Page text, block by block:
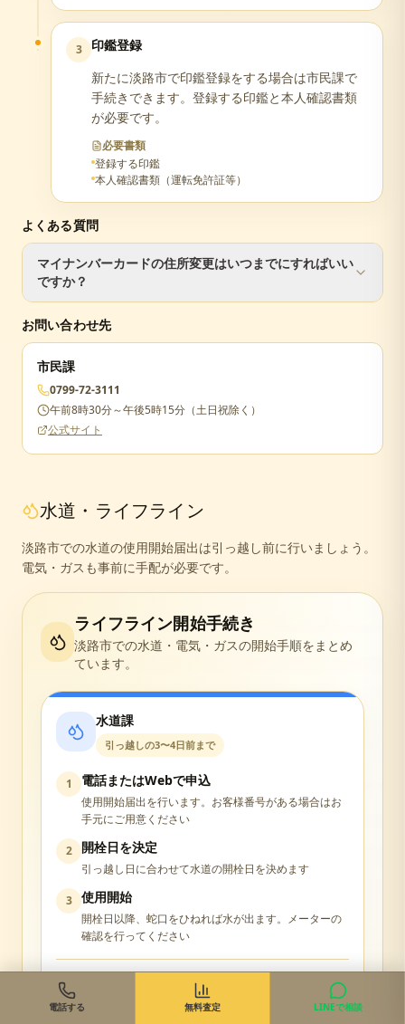
3 印鑑登録
新たに淡路市で印鑑登録をする場合は市民課で
手続きできます。登録する印鑑と本人確認書類
が必要です。
必要書類
登録する印鑑
本人確認書類（運転免許証等）
よくある質問
マイナンバーカードの住所変更はいつまでにすればいい
ですか？
過ぎるとカードが失効し、再申請が必要になります。
お問い合わせ先
市民課
0799-72-3111
午前8時30分～午後5時15分（土日祝除く）
公式サイト
水道・ライフライン
淡路市での水道の使用開始届出は引っ越し前に行いましょう。
電気・ガスも事前に手配が必要です。
ライフライン開始手続き
淡路市での水道・電気・ガスの開始手順をまとめ
ています。
水道課
引っ越しの3〜4日前まで
1 電話またはWebで申込
使用開始届出を行います。お客様番号がある場合はお
手元にご用意ください
2 開栓日を決定
引っ越し日に合わせて水道の開栓日を決めます
3 使用開始
開栓日以降、蛇口をひねれば水が出ます。メーターの
確認を行ってください
立会い不要
電話する 無料査定 LINEで相談